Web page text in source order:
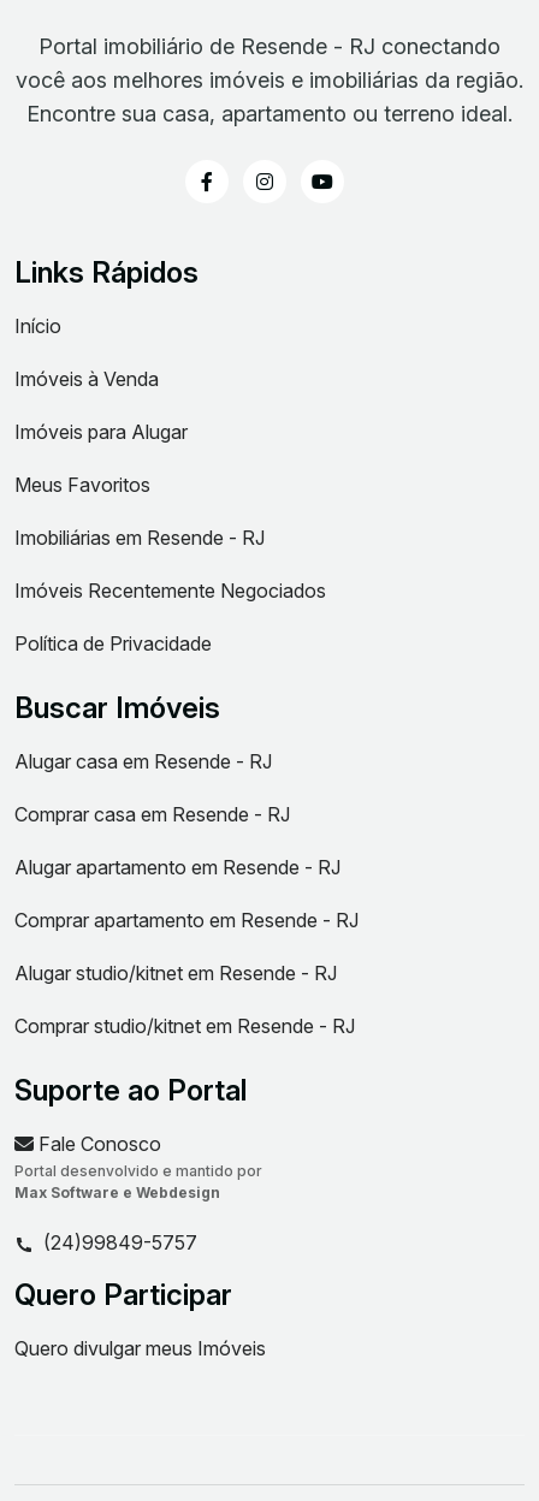
Portal imobiliário de Resende - RJ conectando
você aos melhores imóveis e imobiliárias da região.
Encontre sua casa, apartamento ou terreno ideal.
Links Rápidos
Início
Imóveis à Venda
Imóveis para Alugar
Meus Favoritos
Imobiliárias em Resende - RJ
Imóveis Recentemente Negociados
Política de Privacidade
Buscar Imóveis
Alugar casa em Resende - RJ
Comprar casa em Resende - RJ
Alugar apartamento em Resende - RJ
Comprar apartamento em Resende - RJ
Alugar studio/kitnet em Resende - RJ
Comprar studio/kitnet em Resende - RJ
Suporte ao Portal
Fale Conosco
Portal desenvolvido e mantido por
Max Software e Webdesign
(24)99849-5757
Quero Participar
Quero divulgar meus Imóveis